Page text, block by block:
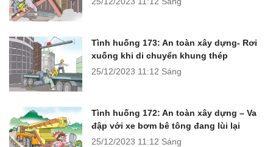
Tình huống 173: An toàn xây dựng- Rơi
xuống khi di chuyển khung thép
25/12/2023 11:12 Sáng
Tình huống 172: An toàn xây dựng – Va
đập với xe bơm bê tông đang lùi lại
25/12/2023 11:12 Sáng